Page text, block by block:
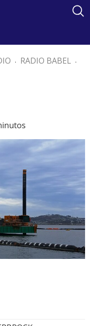
. RADIO BABEL .